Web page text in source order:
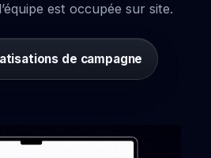
est occupée sur site.
de campagne